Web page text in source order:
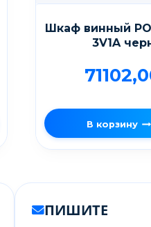
Шкаф винный
3V1A
В корзину
ПИШИТЕ